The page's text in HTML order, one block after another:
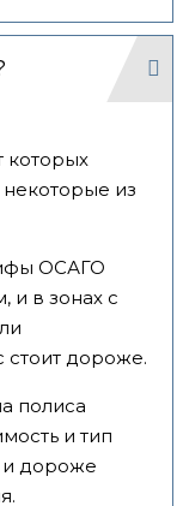
которых
некоторые из
ОСАГО
и в зонах с
стоит дороже.
полиса
и тип
и дороже